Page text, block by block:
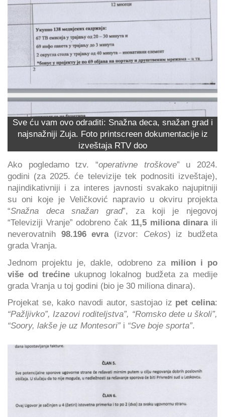
Sve ću vam ovo odraditi: Snažna deca, snažan grad i
najsnažniji Zuja. Foto printscreen dokumentacije iz
izveštaja RTV doo
Ako pogledamo tzv. “operativne troškove” u 2024.
godini (za 2025. će televizije tek podnositi izveštaje),
najindikativniji i za interes javnosti svakako najupitniji
su oni koje je Veličković napravio u okviru projekta
“Snažna deca snažan grad”, za koji je njegovoj
“Televiziji Vranje” odobreno čak 11,5 miliona dinaraili
neverovatnih 98.196 evra(izvor: Cekos) iz budžeta
grada Vranja.
Jednom projektu je, dakle, odobreno za milion i po
više od trećine ukupnog lokalnog budžeta za medije
grada Vranja u toj godini (bio je 30 miliona dinara).
Projekat se, kako navodi autor, sastojao iz pet celina:
“Pažljivko”, Izazovi roditeljstva”, “Romsko dete u školi”,
“Soory, lakše je uz Montesori”i “Sve boje sporta”.